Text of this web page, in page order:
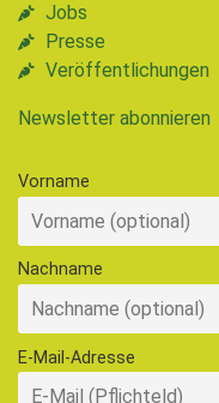
Jobs
Presse
Veröffentlichungen
Newsletter abonnieren
Vorname
Nachname
E-Mail-Adresse